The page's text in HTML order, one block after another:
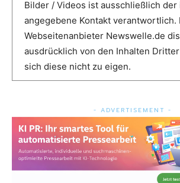
Bilder / Videos ist ausschließlich der
angegebene Kontakt verantwortlich.
Webseitenanbieter Newswelle.de
ausdrücklich von den Inhalten
sich diese nicht zu eigen.
- ADVERTISEMENT -